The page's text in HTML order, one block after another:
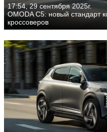
17:54, 29 сентября 2025г.
OMODA C5: новый стандарт
кроссоверов